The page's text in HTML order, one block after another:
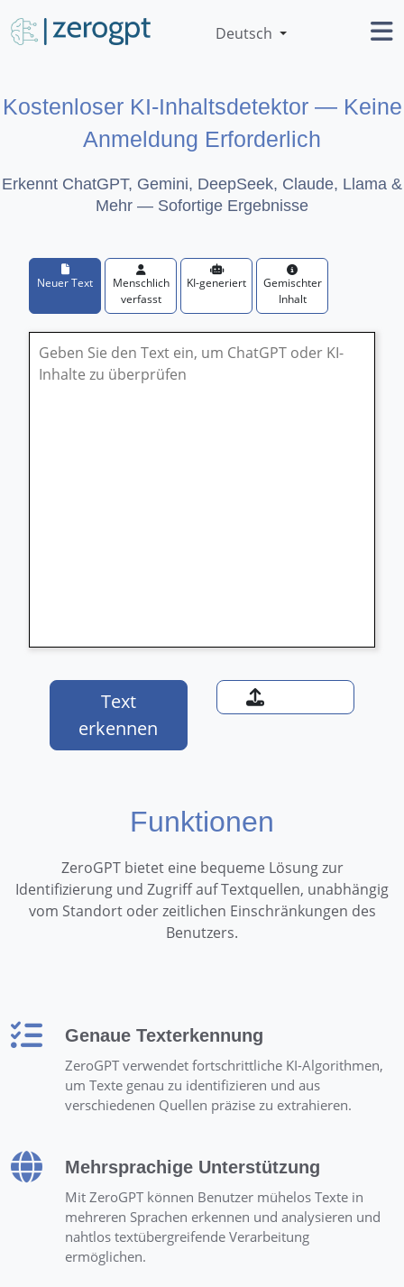
Deutsch
Kostenloser KI-Inhaltsdetektor — Keine
Anmeldung Erforderlich
Erkennt ChatGPT, Gemini, DeepSeek, Claude, Llama &
Mehr — Sofortige Ergebnisse
Neuer Text
Menschlich
verfasst
KI-generiert
Gemischter
Inhalt
Text
erkennen
Funktionen
ZeroGPT bietet eine bequeme Lösung zur
Identifizierung und Zugriff auf Textquellen, unabhängig
vom Standort oder zeitlichen Einschränkungen des
Benutzers.
Genaue Texterkennung
ZeroGPT verwendet fortschrittliche KI-Algorithmen,
um Texte genau zu identifizieren und aus
verschiedenen Quellen präzise zu extrahieren.
Mehrsprachige Unterstützung
Mit ZeroGPT können Benutzer mühelos Texte in
mehreren Sprachen erkennen und analysieren und
nahtlos textübergreifende Verarbeitung
ermöglichen.